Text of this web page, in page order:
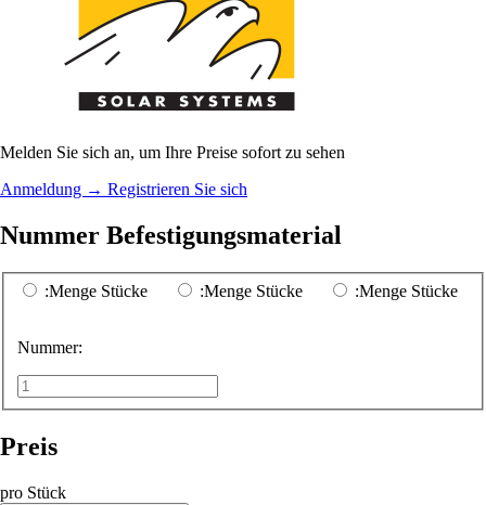
Melden Sie sich an, um Ihre Preise sofort zu sehen
Anmeldung → Registrieren Sie sich
Nummer Befestigungsmaterial
:Menge Stücke :Menge Stücke :Menge Stücke
Nummer:
Preis
pro Stück